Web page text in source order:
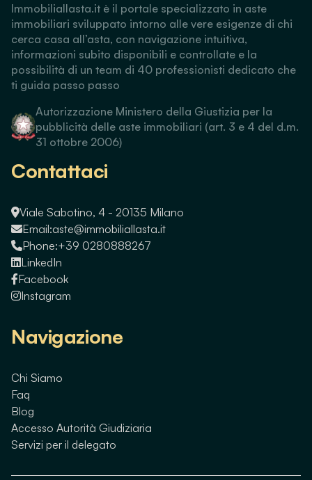
Immobiliallasta.it è il portale specializzato in aste
immobiliari sviluppato intorno alle vere esigenze di chi
cerca casa all’asta, con navigazione intuitiva,
informazioni subito disponibili e controllate e la
possibilità di un team di 40 professionisti dedicato che
ti guida passo passo
Autorizzazione Ministero della Giustizia per la
pubblicità delle aste immobiliari (art. 3 e 4 del d.m.
31 ottobre 2006)
Contattaci
Viale Sabotino, 4 - 20135 Milano
Email:aste@immobiliallasta.it
Phone:+39 0280888267
LinkedIn
Facebook
Instagram
Navigazione
Chi Siamo
Faq
Blog
Accesso Autorità Giudiziaria
Servizi per il delegato